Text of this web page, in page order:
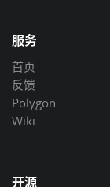
服务
首页
反馈
Polygon
Wiki
开源